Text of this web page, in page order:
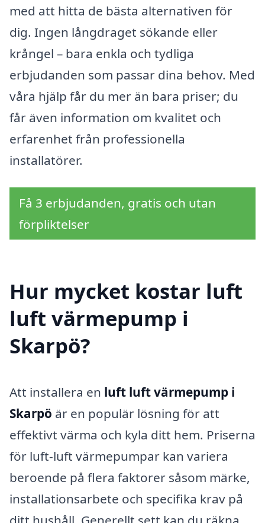
med att hitta de bästa alternativen för
dig. Ingen långdraget sökande eller
krångel – bara enkla och tydliga
erbjudanden som passar dina behov. Med
våra hjälp får du mer än bara priser; du
får även information om kvalitet och
erfarenhet från professionella
installatörer.
Få 3 erbjudanden, gratis och utan
förpliktelser
Hur mycket kostar luft
luft värmepump i
Skarpö?
Att installera en luft luft värmepump i
Skarpö är en populär lösning för att
effektivt värma och kyla ditt hem. Priserna
för luft-luft värmepumpar kan variera
beroende på flera faktorer såsom märke,
installationsarbete och specifika krav på